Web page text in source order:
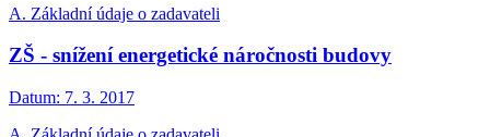
A. Základní údaje o zadavateli
ZŠ - snížení energetické náročnosti budovy
Datum: 7. 3. 2017